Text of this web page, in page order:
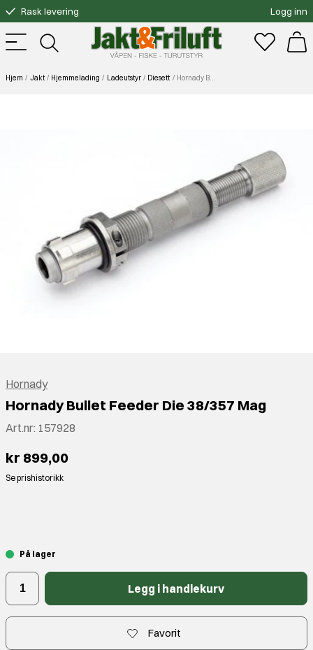
Rask levering
Gratis bytte
Fri frakt over 3000.-
Logg inn
Hjem Jakt Hjemmelading Ladeutstyr Diesett Hornady Bullet Feeder Die 38/357 Mag
Hornady
Hornady Bullet Feeder Die 38/357 Mag
Art.nr: 157928
kr 899,00
Se prishistorikk
På lager
Legg i handlekurv
Favorit